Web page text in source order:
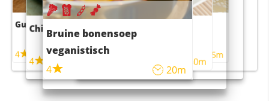
Guacamole
4
Chili con carne
4 45m
Bruine bonensoep
veganistisch
4
20m
Sushi rijstsalade
maaltijdsalade
40m
4 55m